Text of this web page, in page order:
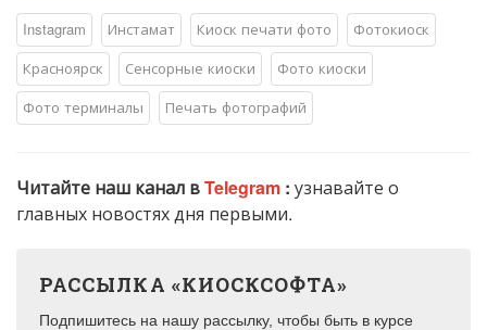
Instagram Инстамат Киоск печати фото
Фотокиоск
Красноярск
Сенсорные киоски
Фото киоски
Фото терминалы
Печать фотографий
Читайте наш канал вTelegram : узнавайте о
главных новостях дня первыми.
РАССЫЛКА «КИОСКСОФТА»
Подпишитесь на нашу рассылку, чтобы быть в курсе